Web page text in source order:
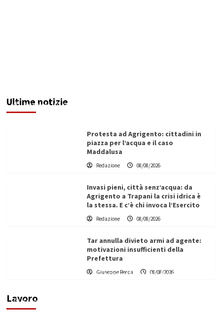
Ultime notizie
Redazione 08/08/2026
Protesta ad Agrigento: cittadini in
piazza per l’acqua e il caso
Maddalusa
Redazione 08/08/2026
Invasi pieni, città senz’acqua: da
Agrigento a Trapani la crisi idrica è
la stessa. E c’è chi invoca l’Esercito
Redazione 08/08/2026
Tar annulla divieto armi ad agente:
motivazioni insufficienti della
Prefettura
Giuseppe Recca 08/08/2026
Lavoro
L’ingegnere saccense Buscarnera partner chiave
di un progetto transnazionale per la transizione
Filippo Cardinale